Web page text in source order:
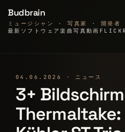
Budbrain
ミュージシャン · 写真家 · 開発者
最新 ソフトウェア楽曲写真動画
04.06.2026 · ニュース
3+
Thermaltake: